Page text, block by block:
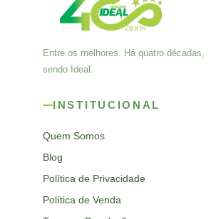
Entre os melhores. Há quatro décadas,
sendo Ideal.
INSTITUCIONAL
Quem Somos
Blog
Política de Privacidade
Política de Venda